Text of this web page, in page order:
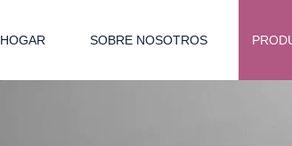
HOGAR SOBRE NOSOTROS